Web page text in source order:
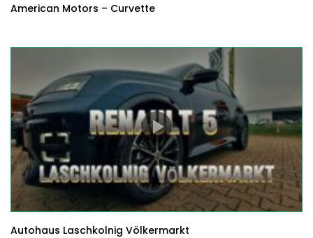
American Motors – Curvette
Autohaus Laschkolnig Völkermarkt